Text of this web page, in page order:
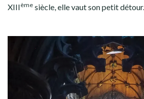
XIIIème siècle, elle vaut son petit détour.